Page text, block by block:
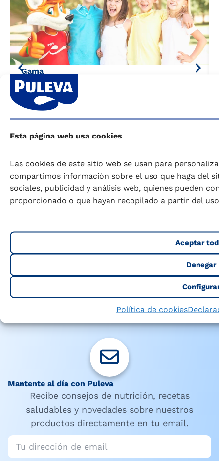
Esta página web usa cookies
Las cookies de este sitio web se usan para
compartimos información sobre el uso que haga del
sociales, publicidad y análisis web, quienes pueden
proporcionado o que hayan recopilado a partir del
Aceptar
Denegar
Política de cookies
Gama
Tido
Puleva Tido, la manera más divertida de
beber leche
Ver productos
Lecturas útiles para cuidarte
cada día
Embarazo
Mantente al día con Puleva
Recibe consejos de nutrición, recetas
saludables y novedades sobre nuestros
productos directamente en tu email.